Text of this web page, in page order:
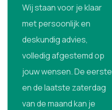
Wij staan voor je klaar
met persoonlijk en
deskundig advies,
volledig afgestemd op
jouw wensen. De eerste
en de laatste zaterdag
van de maand kan je